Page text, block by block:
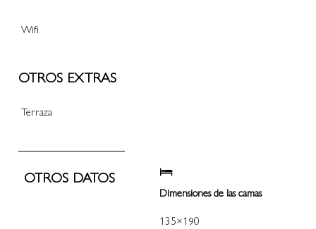
Wifi
OTROS EXTRAS
Terraza
OTROS DATOS
Dimensiones de las camas
135×190